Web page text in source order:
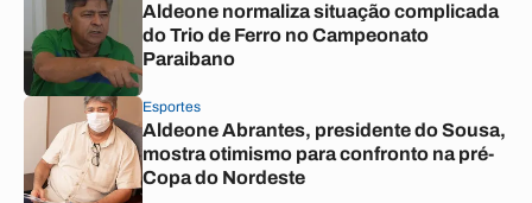
Aldeone normaliza situação complicada
do Trio de Ferro no Campeonato
Paraibano
Esportes
Aldeone Abrantes, presidente do Sousa,
mostra otimismo para confronto na pré-
Copa do Nordeste